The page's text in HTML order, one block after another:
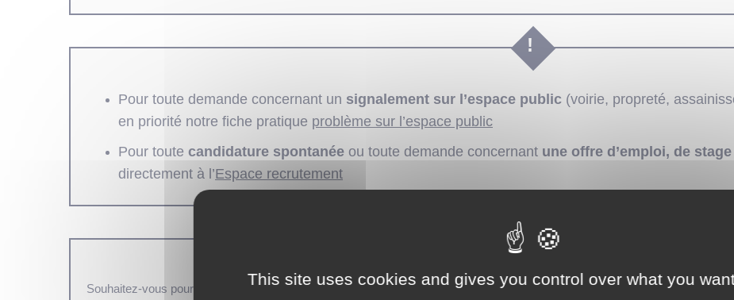
This site uses cookies and gives you control over what you
Pour toute demande concernant un signalement sur l’espace public (voirie, propreté,
en priorité notre fiche pratique problème sur l’espace public
Pour toute candidature spontanée ou toute demande concernant une offre d’emploi, de
directement à l’Espace recrutement
Souhaitez-vous poursuivre en mode non connecté ?